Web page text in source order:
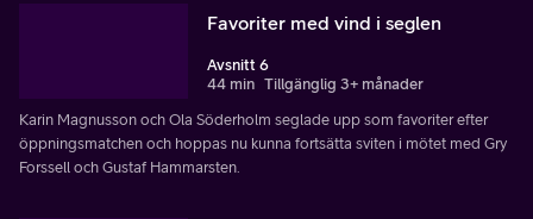
Favoriter med vind i seglen
Avsnitt 6
44 min Tillgänglig 3+ månader
Karin Magnusson och Ola Söderholm seglade upp som favoriter efter
öppningsmatchen och hoppas nu kunna fortsätta sviten i mötet med Gry
Forssell och Gustaf Hammarsten.